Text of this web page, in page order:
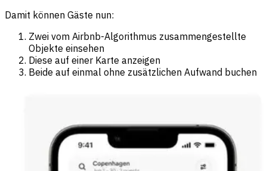
Damit können Gäste nun:
Zwei vom Airbnb-Algorithmus zusammengestellte
Objekte einsehen
Diese auf einer Karte anzeigen
Beide auf einmal ohne zusätzlichen Aufwand buchen